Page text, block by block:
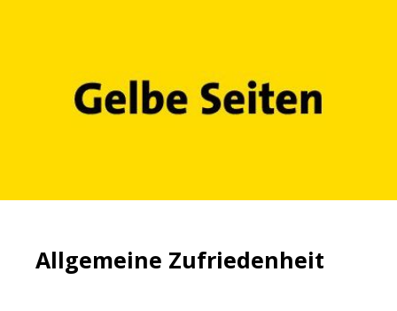
Allgemeine Zufriedenheit